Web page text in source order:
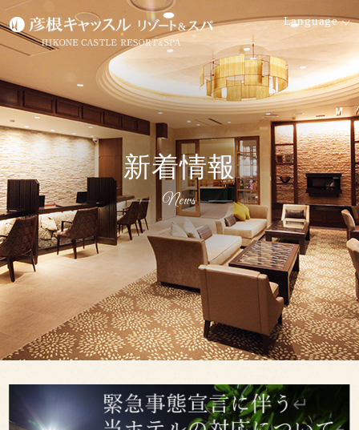
Language
新着情報
News
空室検索
宿泊日
日付未
泊数
部屋
数
室
大人
名
検索す
る
プ
ラ
ン
一
覧
空
室
カ
レ
ン
会員ログイン
予約の確認・変
更・キャンセル
会員登録